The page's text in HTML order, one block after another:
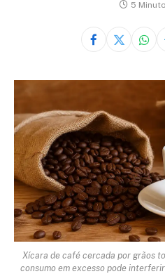
5
Xícara de café cercada por grãos
consumo em excesso pode